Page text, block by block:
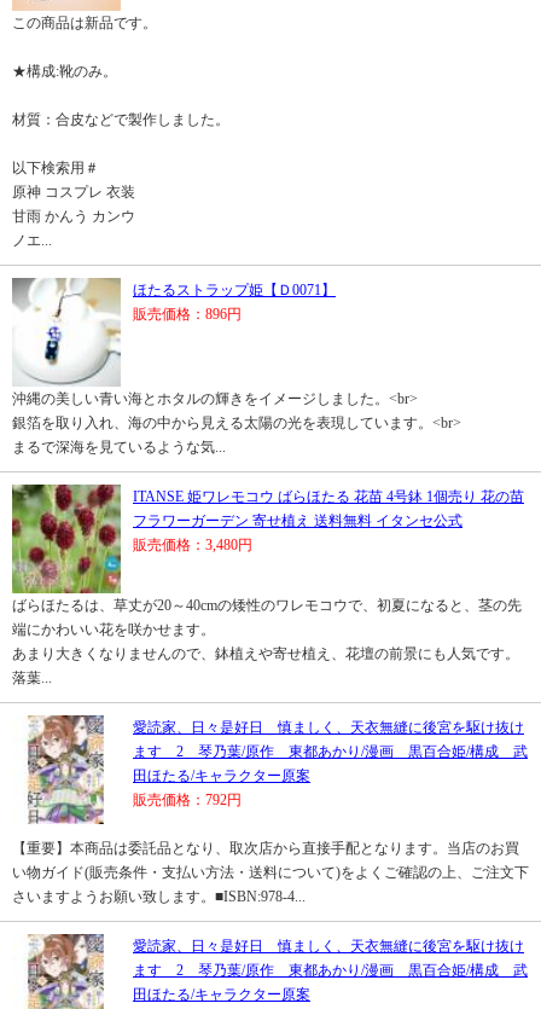
この商品は新品です。
★構成:靴のみ。
材質：合皮などで製作しました。
以下検索用＃
原神 コスプレ 衣装
甘雨 かんう カンウ
ノエ...
ほたるストラップ姫【Ｄ0071】
販売価格：896円
沖縄の美しい青い海とホタルの輝きをイメージしました。<br>
銀箔を取り入れ、海の中から見える太陽の光を表現しています。<br>
まるで深海を見ているような気...
ITANSE 姫ワレモコウ ばらほたる 花苗 4号鉢 1個売り 花の苗
フラワーガーデン 寄せ植え 送料無料 イタンセ公式
販売価格：3,480円
ばらほたるは、草丈が20～40cmの矮性のワレモコウで、初夏になると、茎の先
端にかわいい花を咲かせます。
あまり大きくなりませんので、鉢植えや寄せ植え、花壇の前景にも人気です。
落葉...
愛読家、日々是好日 慎ましく、天衣無縫に後宮を駆け抜け
ます 2 琴乃葉/原作 東都あかり/漫画 黒百合姫/構成 武
田ほたる/キャラクター原案
販売価格：792円
【重要】本商品は委託品となり、取次店から直接手配となります。当店のお買
い物ガイド(販売条件・支払い方法・送料について)をよくご確認の上、ご注文下
さいますようお願い致します。■ISBN:978-4...
愛読家、日々是好日 慎ましく、天衣無縫に後宮を駆け抜け
ます 2 琴乃葉/原作 東都あかり/漫画 黒百合姫/構成 武
田ほたる/キャラクター原案